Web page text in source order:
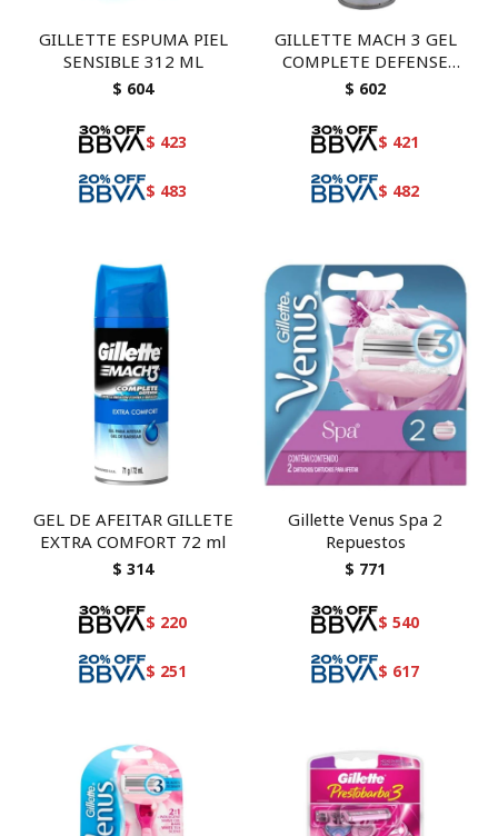
GILLETTE ESPUMA PIEL
SENSIBLE 312 ML
$ 604
$ 423
$ 483
GILLETTE MACH 3 GEL
COMPLETE DEFENSE
SUAVE 200 ml
$ 602
$ 421
$ 482
GEL DE AFEITAR GILLETE
EXTRA COMFORT 72 ml
$ 314
$ 220
$ 251
Gillette Venus Spa 2
Repuestos
$ 771
$ 540
$ 617